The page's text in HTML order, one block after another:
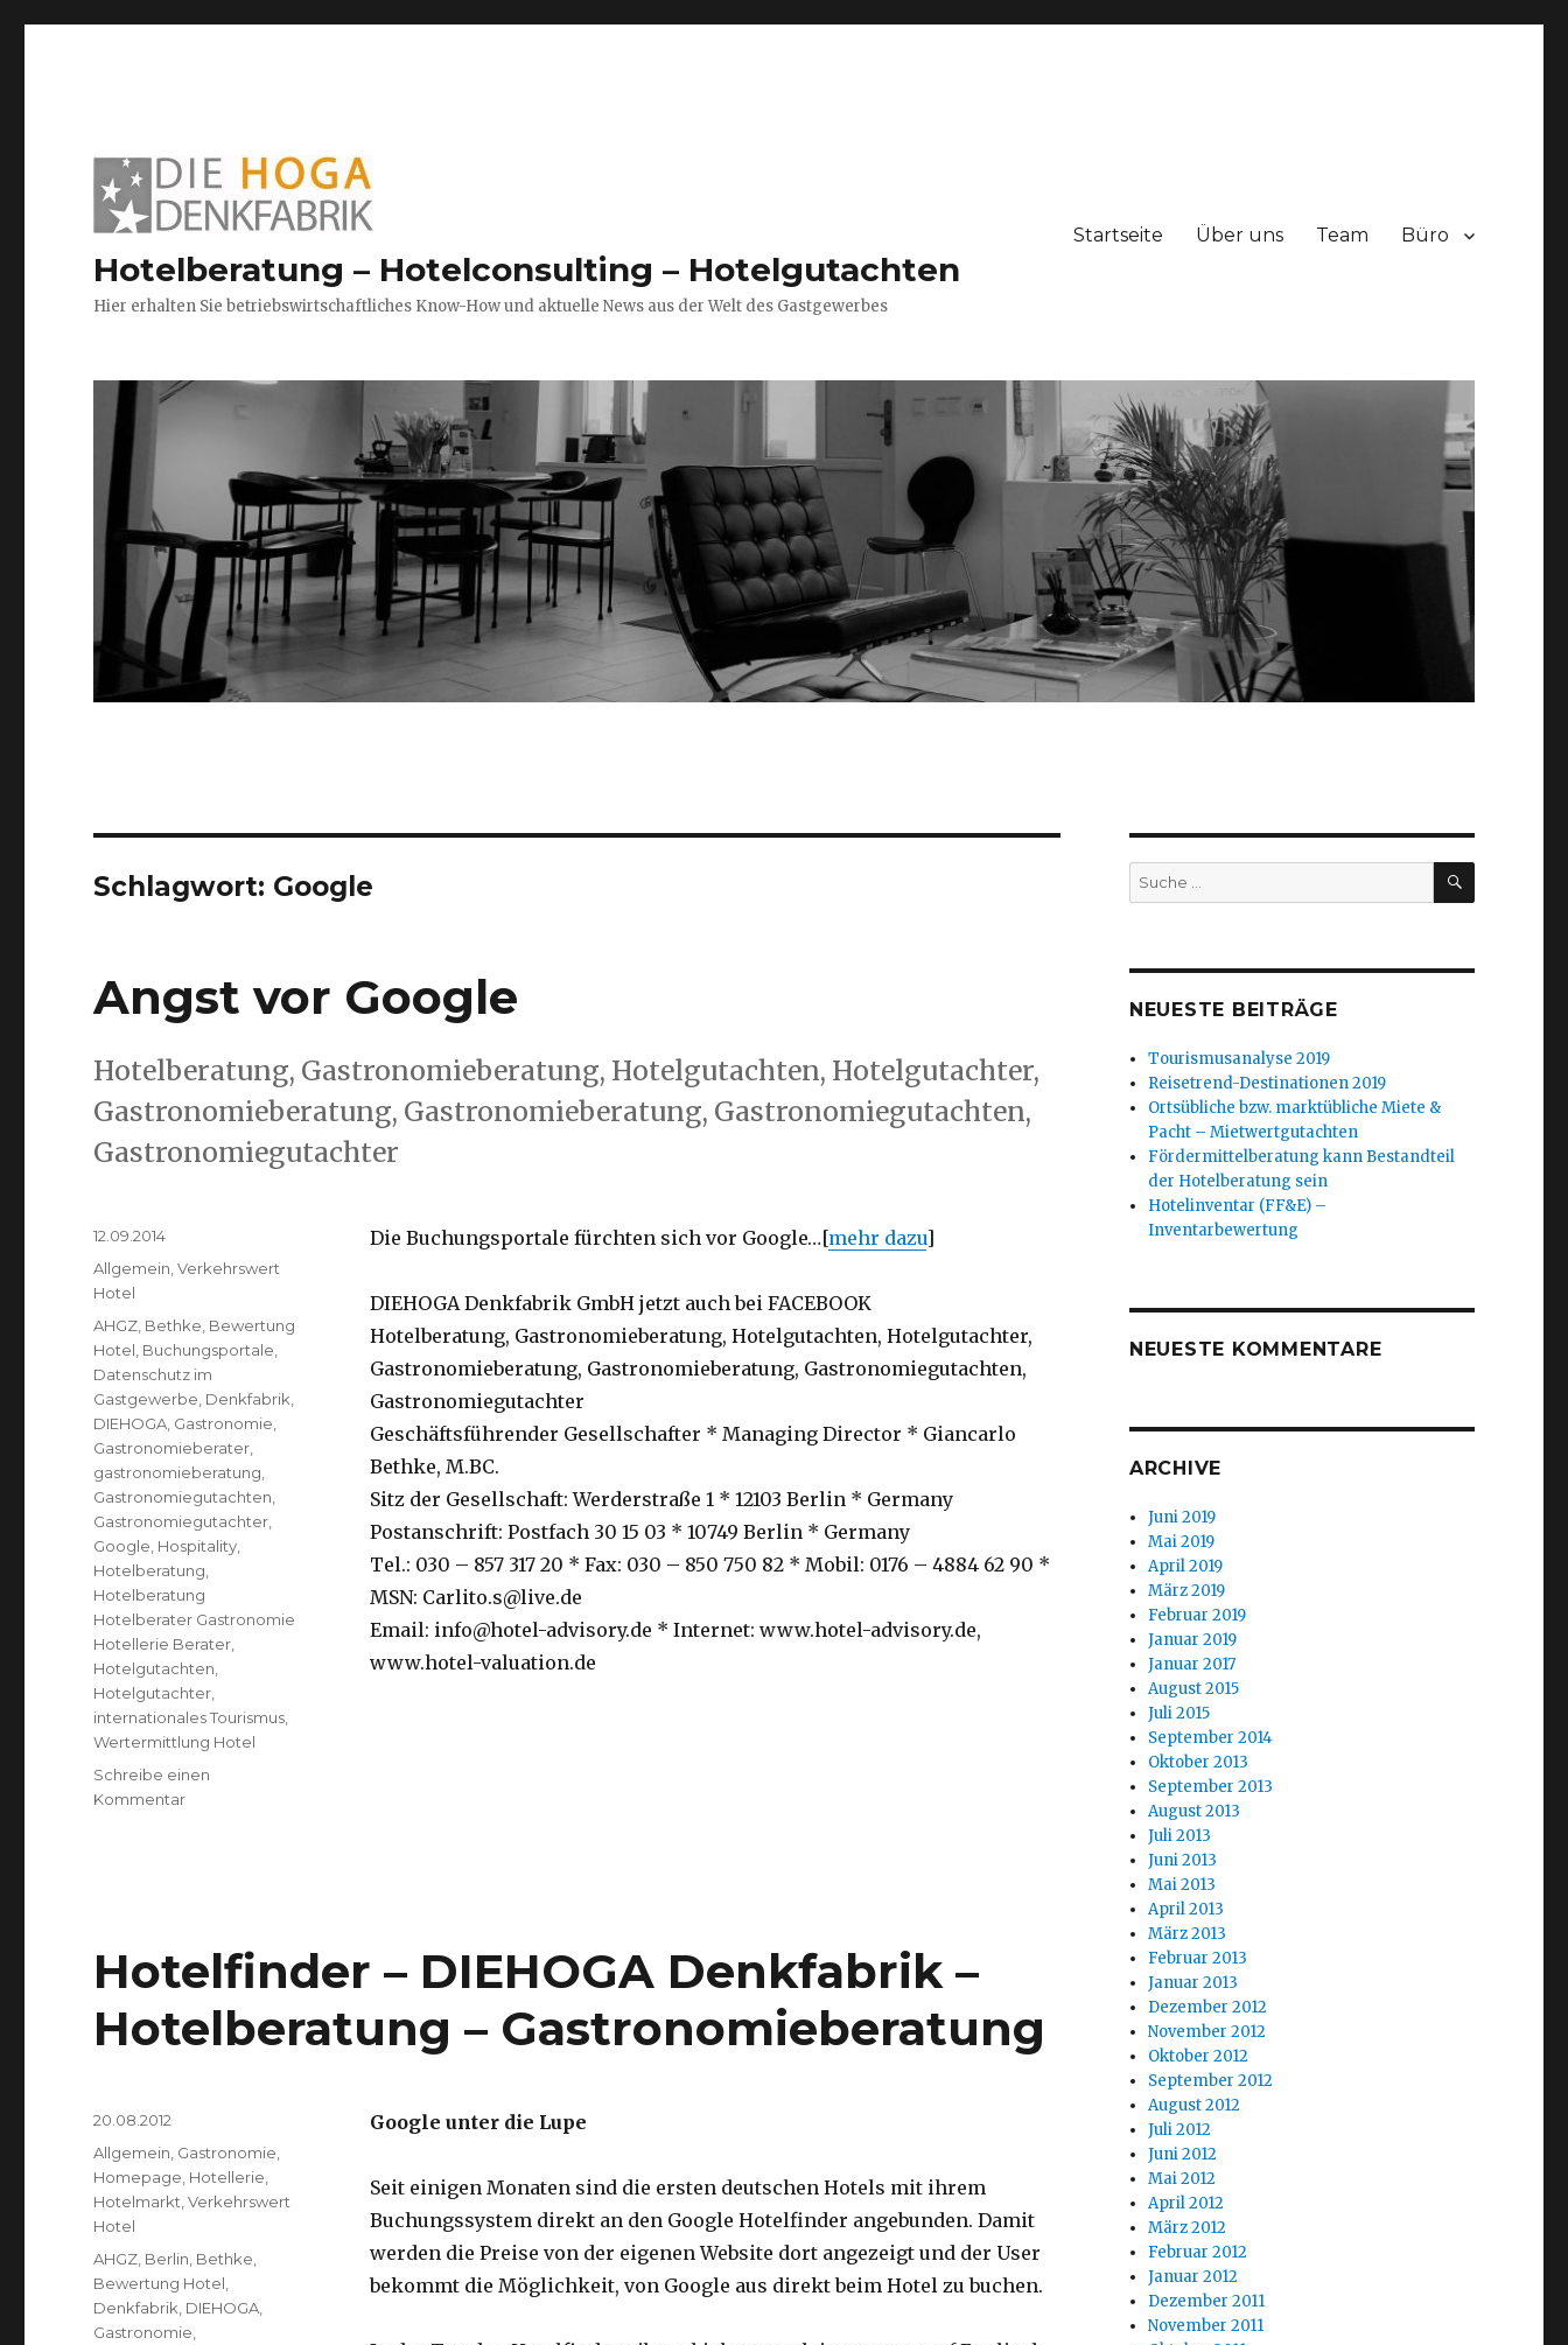
Hotelberatung – Hotelconsulting – Hotelgutachten
Hier erhalten Sie betriebswirtschaftliches Know-How und aktuelle News aus der Welt des Gastgewerbes
Startseite Über uns Team Büro
Schlagwort: Google
Angst vor Google
Hotelberatung, Gastronomieberatung, Hotelgutachten, Hotelgutachter,
Gastronomieberatung, Gastronomieberatung, Gastronomiegutachten,
Gastronomiegutachter
Die Buchungsportale fürchten sich vor Google…[mehr dazu]
DIEHOGA Denkfabrik GmbH jetzt auch bei FACEBOOK
Hotelberatung, Gastronomieberatung, Hotelgutachten, Hotelgutachter,
Gastronomieberatung, Gastronomieberatung, Gastronomiegutachten,
Gastronomiegutachter
Geschäftsführender Gesellschafter * Managing Director * Giancarlo
Bethke, M.BC.
Sitz der Gesellschaft: Werderstraße 1 * 12103 Berlin * Germany
Postanschrift: Postfach 30 15 03 * 10749 Berlin * Germany
Tel.: 030 – 857 317 20 * Fax: 030 – 850 750 82 * Mobil: 0176 – 4884 62 90 *
MSN: Carlito.s@live.de
Email: info@hotel-advisory.de * Internet: www.hotel-advisory.de,
www.hotel-valuation.de
Veröffentlicht
am
12.09.2014
Kategorien
Allgemein ,Verkehrswert
Hotel
Schlagwörter
AHGZ Bethke Bewertung
Hotel Buchungsportale
Datenschutz im
Gastgewerbe Denkfabrik
DIEHOGA Gastronomie
Gastronomieberater
gastronomieberatung
Gastronomiegutachten
Gastronomiegutachter
Google Hospitality
Hotelberatung
Hotelberatung
Hotelberater Gastronomie
Hotellerie Berater
Hotelgutachten
Hotelgutachter
internationales Tourismus
Wertermittlung Hotel
Schreibe einen
Kommentar
Hotelfinder – DIEHOGA Denkfabrik –
Hotelberatung – Gastronomieberatung
Google unter die Lupe
Seit einigen Monaten sind die ersten deutschen Hotels mit ihrem
Buchungssystem direkt an den Google Hotelfinder angebunden. Damit
werden die Preise von der eigenen Website dort angezeigt und der User
bekommt die Möglichkeit, von Google aus direkt beim Hotel zu buchen.
Veröffentlicht
am
20.08.2012
Kategorien
Allgemein Gastronomie
Homepage Hotellerie
Hotelmarkt ,Verkehrswert
Hotel
Schlagwörter
AHGZ Berlin Bethke
Bewertung Hotel
Denkfabrik DIEHOGA
Gastronomie
Suche
nach:
SUCHEN
NEUESTE BEITRÄGE
Tourismusanalyse 2019
Reisetrend-Destinationen 2019
Ortsübliche bzw. marktübliche Miete &
Pacht – Mietwertgutachten
Fördermittelberatung kann Bestandteil
der Hotelberatung sein
Hotelinventar (FF&E) –
Inventarbewertung
NEUESTE KOMMENTARE
ARCHIVE
Juni 2019
Mai 2019
April 2019
März 2019
Februar 2019
Januar 2019
Januar 2017
August 2015
Juli 2015
September 2014
Oktober 2013
September 2013
August 2013
Juli 2013
Juni 2013
Mai 2013
April 2013
März 2013
Februar 2013
Januar 2013
Dezember 2012
November 2012
Oktober 2012
September 2012
August 2012
Juli 2012
Juni 2012
Mai 2012
April 2012
März 2012
Februar 2012
Januar 2012
Dezember 2011
November 2011